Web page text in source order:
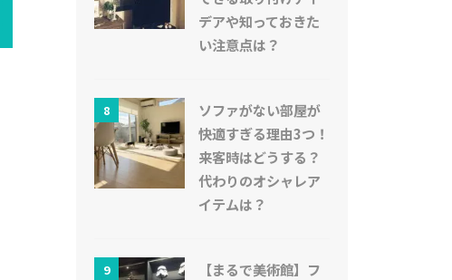
デアや知っておきた
い注意点は？
8
ソファがない部屋が
快適すぎる理由3つ！
来客時はどうする？
代わりのオシャレア
イテムは？
9
【まるで美術館】フ